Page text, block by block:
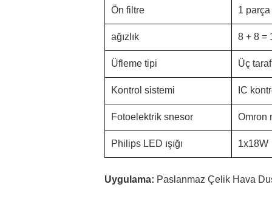
Ön filtre 1 parça
ağızlık 8 + 8 =
Üfleme tipi Üç
Kontrol sistemi IC
Fotoelektrik snesor Omron
Philips LED ışığı 1x18W
Uygulama: Paslanmaz Çelik Hava